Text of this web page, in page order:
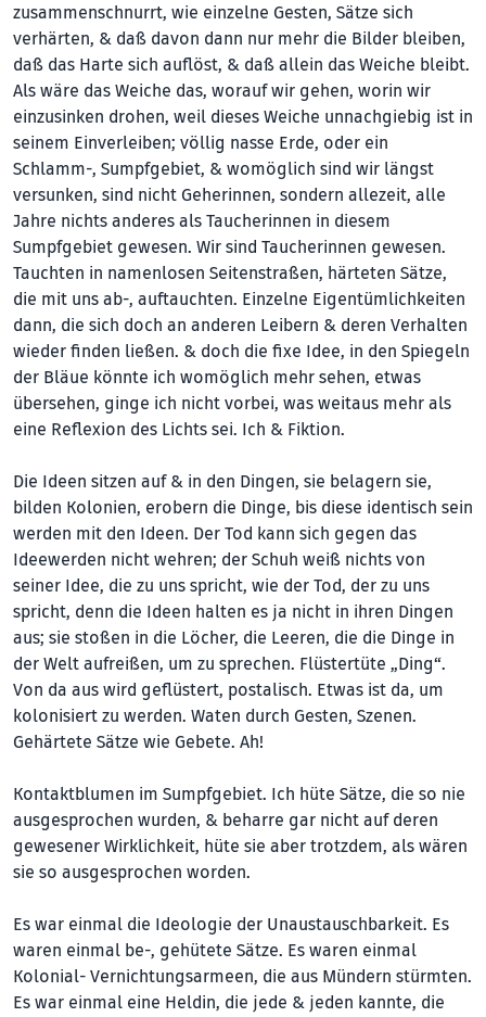
zusammenschnurrt, wie einzelne Gesten, Sätze sich
verhärten, & daß davon dann nur mehr die Bilder bleiben,
daß das Harte sich auflöst, & daß allein das Weiche bleibt.
Als wäre das Weiche das, worauf wir gehen, worin wir
einzusinken drohen, weil dieses Weiche unnachgiebig ist in
seinem Einverleiben; völlig nasse Erde, oder ein
Schlamm-, Sumpfgebiet, & womöglich sind wir längst
versunken, sind nicht Geherinnen, sondern allezeit, alle
Jahre nichts anderes als Taucherinnen in diesem
Sumpfgebiet gewesen. Wir sind Taucherinnen gewesen.
Tauchten in namenlosen Seitenstraßen, härteten Sätze,
die mit uns ab-, auftauchten. Einzelne Eigentümlichkeiten
dann, die sich doch an anderen Leibern & deren Verhalten
wieder finden ließen. & doch die fixe Idee, in den Spiegeln
der Bläue könnte ich womöglich mehr sehen, etwas
übersehen, ginge ich nicht vorbei, was weitaus mehr als
eine Reflexion des Lichts sei. Ich & Fiktion.
Die Ideen sitzen auf & in den Dingen, sie belagern sie,
bilden Kolonien, erobern die Dinge, bis diese identisch sein
werden mit den Ideen. Der Tod kann sich gegen das
Ideewerden nicht wehren; der Schuh weiß nichts von
seiner Idee, die zu uns spricht, wie der Tod, der zu uns
spricht, denn die Ideen halten es ja nicht in ihren Dingen
aus; sie stoßen in die Löcher, die Leeren, die die Dinge in
der Welt aufreißen, um zu sprechen. Flüstertüte „Ding“.
Von da aus wird geflüstert, postalisch. Etwas ist da, um
kolonisiert zu werden. Waten durch Gesten, Szenen.
Gehärtete Sätze wie Gebete. Ah!
Kontaktblumen im Sumpfgebiet. Ich hüte Sätze, die so nie
ausgesprochen wurden, & beharre gar nicht auf deren
gewesener Wirklichkeit, hüte sie aber trotzdem, als wären
sie so ausgesprochen worden.
Es war einmal die Ideologie der Unaustauschbarkeit. Es
waren einmal be-, gehütete Sätze. Es waren einmal
Kolonial- Vernichtungsarmeen, die aus Mündern stürmten.
Es war einmal eine Heldin, die jede & jeden kannte, die